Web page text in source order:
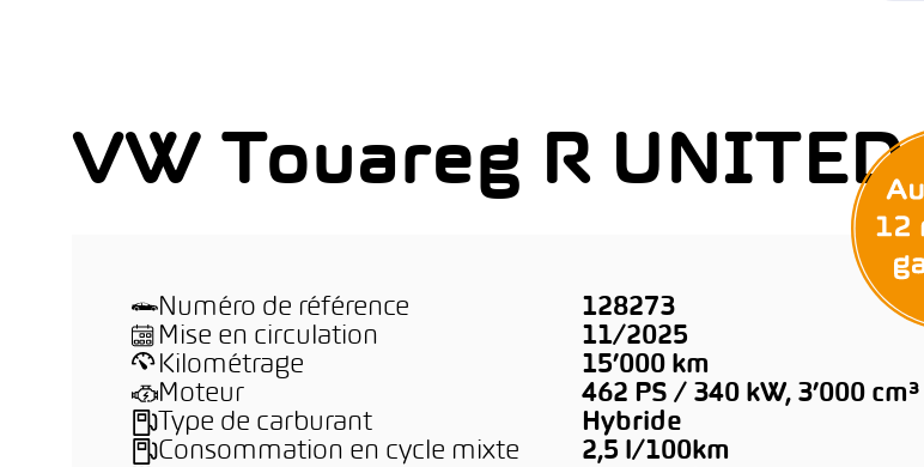
VW Touareg R UNITED
Numéro de référence
128273
Mise en circulation
11/2025
Kilométrage
15’000 km
Moteur
462 PS / 340 kW, 3’000 cm³
Type de carburant
Hybride
Consommation en cycle mixte
2,5 l/100km